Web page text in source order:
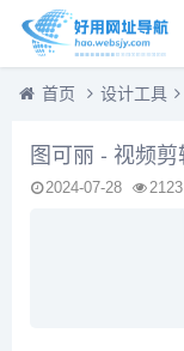
首页 设计工具
2024-07-28 2123